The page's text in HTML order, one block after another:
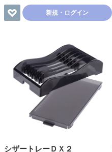
新規・ログイン
シザートレーＤＸ２